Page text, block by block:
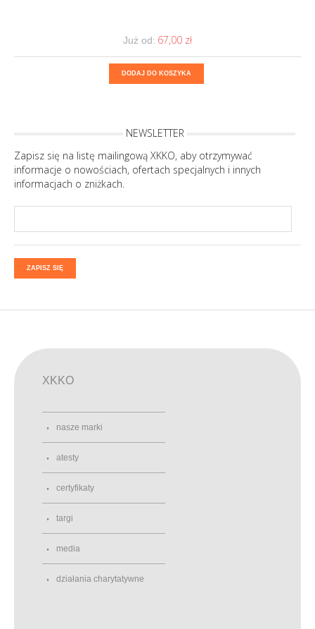
Już od: 67,00 ‎zł
DODAJ DO KOSZYKA
NEWSLETTER
Zapisz się na listę mailingową XKKO, aby otrzymywać
informacje o nowościach, ofertach specjalnych i innych
informacjach o zniżkach.
ZAPISZ SIĘ
XKKO
nasze marki
atesty
certyfikaty
targi
media
działania charytatywne